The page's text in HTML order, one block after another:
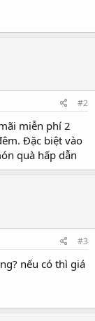
#2
miễn phí 2
Đặc biệt vào
quà hấp dẫn
#3
nếu có thì giá